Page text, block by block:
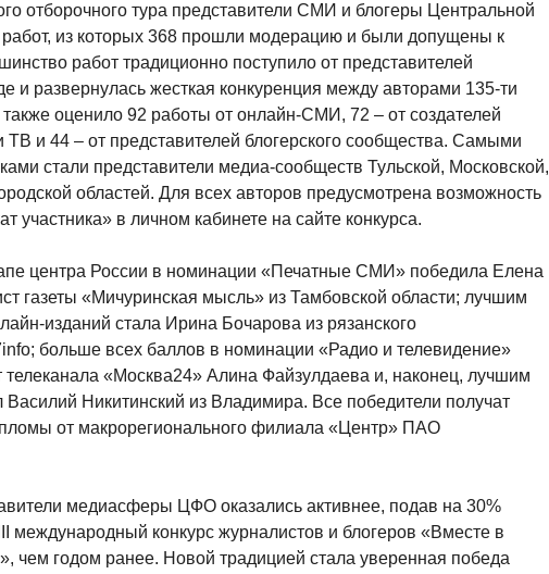
отборочного тура представители СМИ и блогеры Центральной
работ, из которых 368 прошли модерацию и были допущены к
работ традиционно поступило от представителей
и развернулась жесткая конкуренция между авторами 135-ти
оценило 92 работы от онлайн-СМИ, 72 – от создателей
ТВ и 44 – от представителей блогерского сообщества. Самыми
стали представители медиа-сообществ Тульской, Московской,
областей. Для всех авторов предусмотрена возможность
участника» в личном кабинете на сайте конкурса.
центра России в номинации «Печатные СМИ» победила Елена
газеты «Мичуринская мысль» из Тамбовской области; лучшим
изданий стала Ирина Бочарова из рязанского
больше всех баллов в номинации «Радио и телевидение»
телеканала «Москва24» Алина Файзулдаева и, наконец, лучшим
Никитинский из Владимира. Все победители получат
от макрорегионального филиала «Центр» ПАО
медиасферы ЦФО оказались активнее, подав на 30%
международный конкурс журналистов и блогеров «Вместе в
чем годом ранее. Новой традицией стала уверенная победа